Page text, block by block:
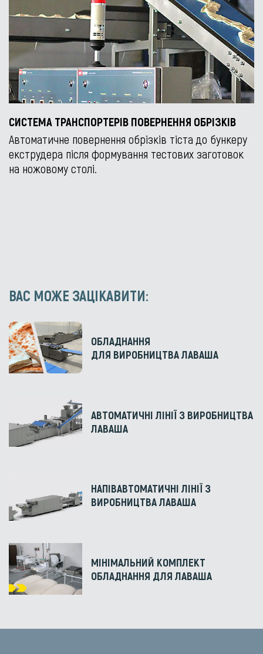
СИСТЕМА ТРАНСПОРТЕРІВ ПОВЕРНЕННЯ ОБРІЗКІВ
Автоматичне повернення обрізків тіста до бункеру
екструдера після формування тестових заготовок
на ножовому столі.
ВАС МОЖЕ ЗАЦІКАВИТИ:
ОБЛАДНАННЯ
ДЛЯ ВИРОБНИЦТВА ЛАВАША
АВТОМАТИЧНІ ЛІНІЇ З ВИРОБНИЦТВА
ЛАВАША
НАПІВАВТОМАТИЧНІ ЛІНІЇ З
ВИРОБНИЦТВА ЛАВАША
МІНІМАЛЬНИЙ КОМПЛЕКТ
ОБЛАДНАННЯ ДЛЯ ЛАВАША